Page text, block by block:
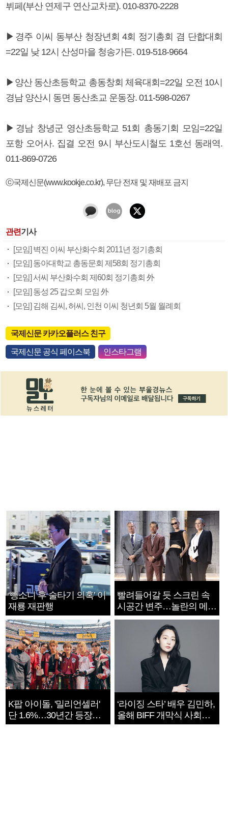
뷔페(부산 연제구 연산교차로). 010-8370-2228
▶경주 이씨 동부산 청장년회 4회 정기총회 겸 단합대회
=22일 낮 12시 산성마을 청송가든. 019-518-9664
▶양산 동산초등학교 총동창회 체육대회=22일 오전 10시
경남 양산시 동면 동산초교 운동장. 011-598-0267
▶경남 창녕군 영산초등학교 51회 총동기회 모임=22일
포항 오어사. 집결 오전 9시 부산도시철도 1호선 동래역.
011-869-0726
ⓒ국제신문(www.kookje.co.kr), 무단 전재 및 재배포 금지
관련기사
[모임] 벽진 이씨 부산화수회 2011년 정기총회
[모임] 동아대학교 총동문회 제58회 정기총회
[모임] 서씨 부산화수회 제60회 정기총회 外
[모임] 동성 25 갑오회 모임 外
[모임] 김해 김씨, 허씨, 인천 이씨 청년회 5월 월례회
국제신문 카카오플러스 친구
국제신문 공식 페이스북 인스타그램
‘뺑소니 후 술타기 의혹’ 이
재룡 재판행
빨려들어갈 듯 스크린 속
시공간 변주…놀란의 메시
지는 ‘전쟁 속죄’
K팝 아이돌, '밀리언셀러'
단 1.6%…30년간 등장
1182개팀 전수조사
‘라이징 스타’ 배우 김민하,
올해 BIFF 개막식 사회자
확정